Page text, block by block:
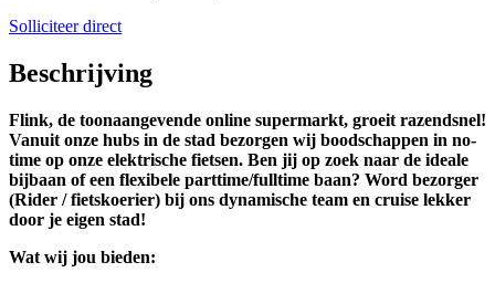
Solliciteer direct
Beschrijving
Flink, de toonaangevende online supermarkt, groeit razendsnel!
Vanuit onze hubs in de stad bezorgen wij boodschappen in no-
time op onze elektrische fietsen. Ben jij op zoek naar de ideale
bijbaan of een flexibele parttime/fulltime baan? Word bezorger
(Rider / fietskoerier) bij ons dynamische team en cruise lekker
door je eigen stad!
Wat wij jou bieden: